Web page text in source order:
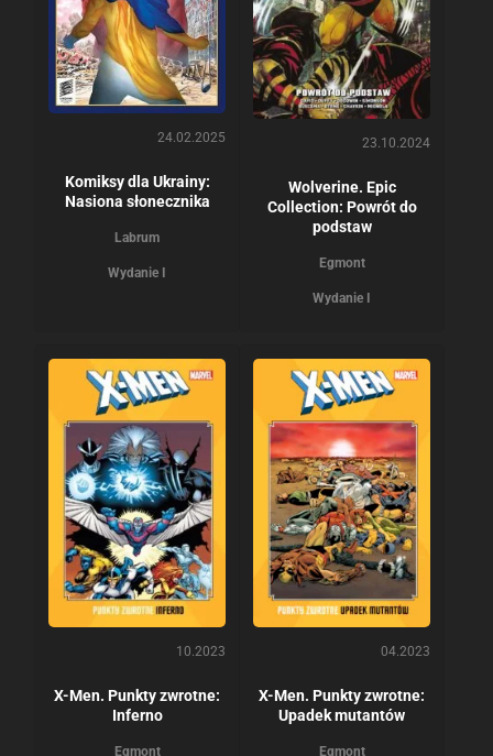
24.02.2025
Komiksy dla Ukrainy:
Nasiona słonecznika
Labrum
Wydanie I
23.10.2024
Wolverine. Epic
Collection: Powrót do
podstaw
Egmont
Wydanie I
10.2023
X-Men. Punkty zwrotne:
Inferno
Egmont
04.2023
X-Men. Punkty zwrotne:
Upadek mutantów
Egmont